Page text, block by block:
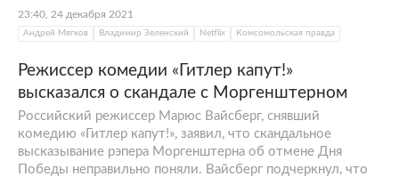
23:40, 24 декабря 2021
Андрей Мягков Владимир Зеленский Netflix Комсомольская правда
Режиссер комедии «Гитлер капут!»
высказался о скандале с Моргенштерном
Российский режиссер Марюс Вайсберг, снявший
комедию «Гитлер капут!», заявил, что скандальное
высказывание рэпера Моргенштерна об отмене Дня
Победы неправильно поняли. Вайсберг подчеркнул, что